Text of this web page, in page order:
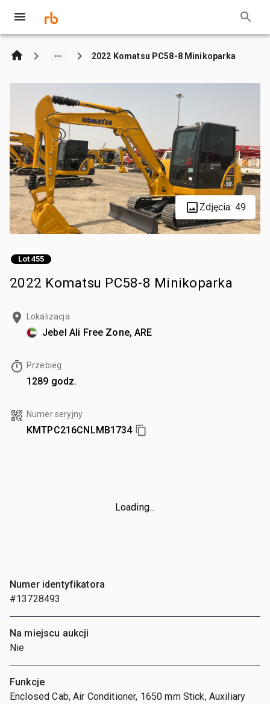
2022 Komatsu PC58-8 Minikoparka
Zdjęcia: 49
Lot 455
2022 Komatsu PC58-8 Minikoparka
Lokalizacja
Jebel Ali Free Zone, ARE
Przebieg
1289 godz.
Numer seryjny
KMTPC216CNLMB1734
Loading...
Numer identyfikatora
#13728493
Na miejscu aukcji
Nie
Funkcje
Enclosed Cab, Air Conditioner, 1650 mm Stick, Auxiliary